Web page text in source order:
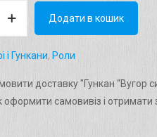
Додати в кошик
і Гункани, Роли
доставку "Гункан “Bугор
самовивіз і отримати